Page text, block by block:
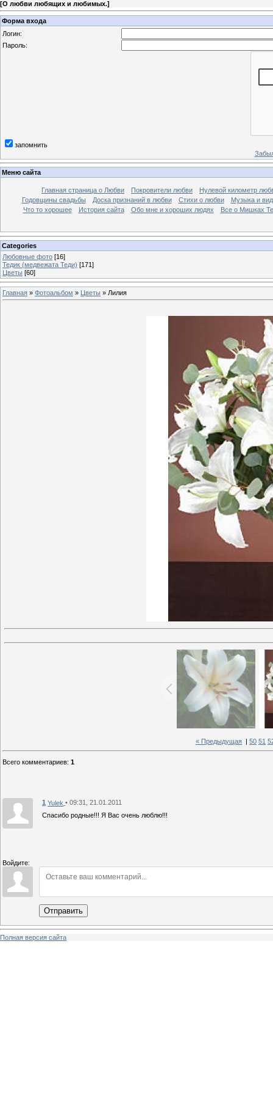
[О любви любящих и любимых.]
Форма входа
Логин:
Пароль:
запомнить
Меню сайта
Главная страница о Любви Покровители любви
Нулевой километр
Годовщины свадьбы
Доска признаний в любви Стихи о любви
Музыка и
Что то хорошее
История сайта Обо мне и хороших людях Все о Мишках
Categories
Любовные фото [16]
Тедик (медвежата Теди) [171]
Цветы [60]
Главная » Фотоальбом » Цветы » Лилия
« Предыдущая 50 51
Всего комментариев: 1
1 Yulek • 09:31, 21.01.2011
Спасибо родные!!! Я Вас очень люблю!!!
Войдите:
Отправить
Полная версия сайта